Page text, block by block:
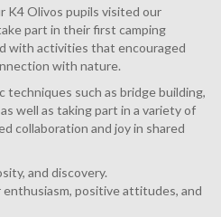
K4 Olivos pupils visited our
part in their first camping
with activities that encouraged
with nature.
techniques such as bridge building,
well as taking part in a variety of
collaboration and joy in shared
and discovery.
positive attitudes, and